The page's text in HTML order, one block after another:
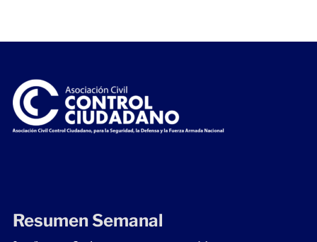
Resumen Semanal